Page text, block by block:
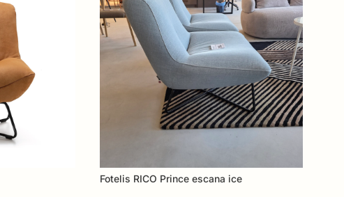
Fotelis RICO Prince escana ice